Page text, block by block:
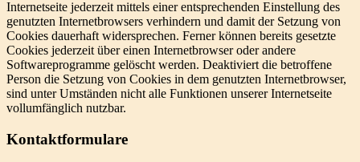
Internetseite jederzeit mittels einer entsprechenden Einstellung des
genutzten Internetbrowsers verhindern und damit der Setzung von
Cookies dauerhaft widersprechen. Ferner können bereits gesetzte
Cookies jederzeit über einen Internetbrowser oder andere
Softwareprogramme gelöscht werden. Deaktiviert die betroffene
Person die Setzung von Cookies in dem genutzten Internetbrowser,
sind unter Umständen nicht alle Funktionen unserer Internetseite
vollumfänglich nutzbar.
Kontaktformulare